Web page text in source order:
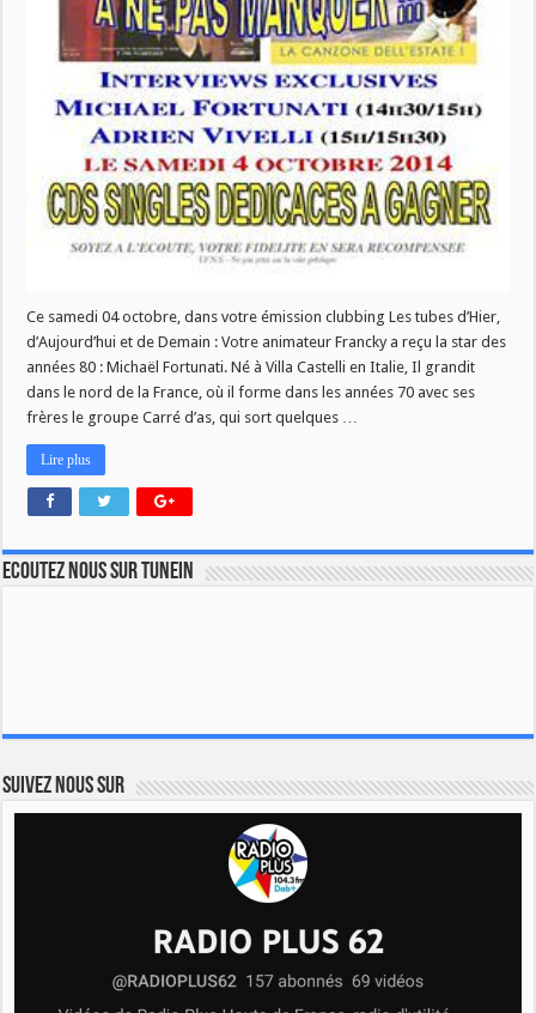
Ce samedi 04 octobre, dans votre émission clubbing Les tubes d’Hier,
d’Aujourd’hui et de Demain : Votre animateur Francky a reçu la star des
années 80 : Michaël Fortunati. Né à Villa Castelli en Italie, Il grandit
dans le nord de la France, où il forme dans les années 70 avec ses
frères le groupe Carré d’as, qui sort quelques …
Lire plus
Ecoutez nous sur TuneIn
Suivez nous sur